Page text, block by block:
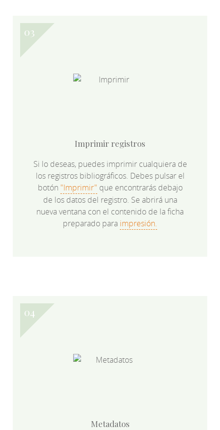
Imprimir registros
Si lo deseas, puedes imprimir cualquiera de
los registros bibliográficos. Debes pulsar el
botón "Imprimir" que encontrarás debajo
de los datos del registro. Se abrirá una
nueva ventana con el contenido de la ficha
preparado para impresión.
Metadatos